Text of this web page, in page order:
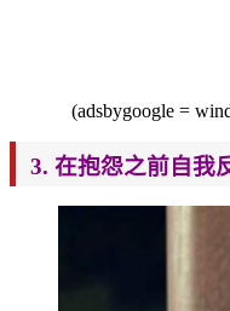
(adsbygoogle =
3. 在抱怨之前自我